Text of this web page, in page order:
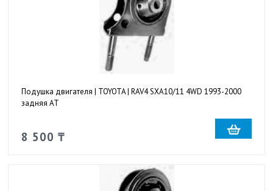
Подушка двигателя | TOYOTA | RAV4 SXA10/11 4WD 1993-2000
задняя AT
8 500 ₸